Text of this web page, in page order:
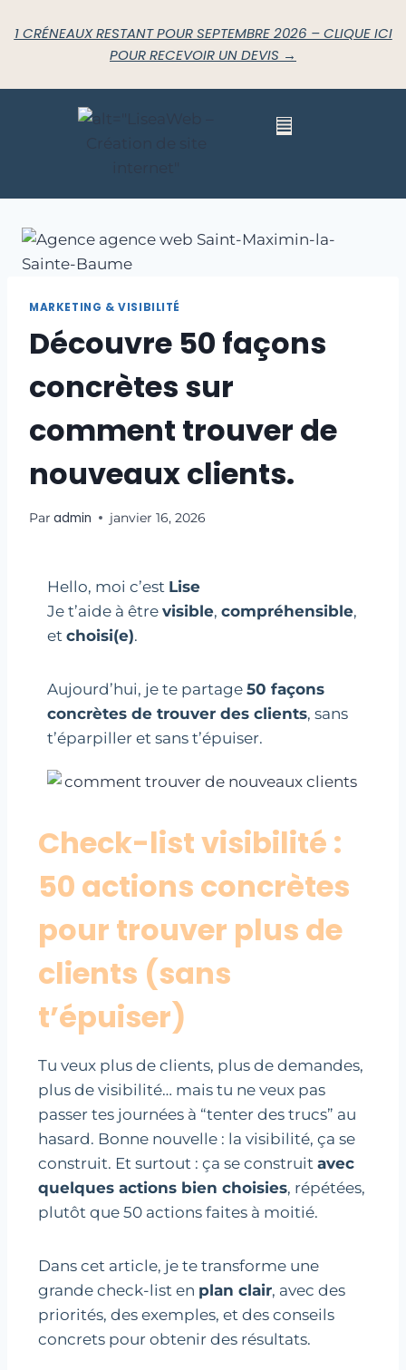
1 CRÉNEAUX RESTANT POUR SEPTEMBRE 2026 – CLIQUE ICI
POUR RECEVOIR UN DEVIS →
MARKETING & VISIBILITÉ
Découvre 50 façons
concrètes sur
comment trouver de
nouveaux clients.
Par admin janvier 16, 2026
Hello, moi c’est Lise
Je t’aide à être visible, compréhensible,
et choisi(e).
Aujourd’hui, je te partage 50 façons
concrètes de trouver des clients, sans
t’éparpiller et sans t’épuiser.
Check-list visibilité :
50 actions concrètes
pour trouver plus de
clients (sans
t’épuiser)
Tu veux plus de clients, plus de demandes,
plus de visibilité… mais tu ne veux pas
passer tes journées à “tenter des trucs” au
hasard. Bonne nouvelle : la visibilité, ça se
construit. Et surtout : ça se construit avec
quelques actions bien choisies, répétées,
plutôt que 50 actions faites à moitié.
Dans cet article, je te transforme une
grande check-list en plan clair, avec des
priorités, des exemples, et des conseils
concrets pour obtenir des résultats.